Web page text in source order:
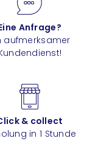
Anfrage?
aufmerksamer
& collect
in 1 Stunde